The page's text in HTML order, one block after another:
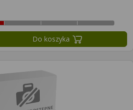
Do koszyka